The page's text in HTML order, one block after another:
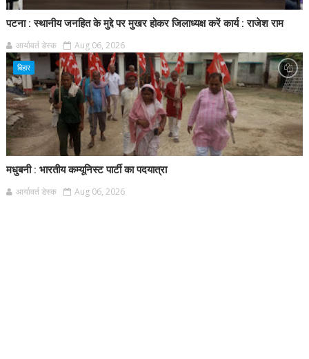
पटना : स्थानीय जनहित के मुद्दे पर मुखर होकर जिलाध्यक्ष करें कार्य : राजेश राम
आर्यावर्त डेस्क Aug 06, 2026
बिहार
मधुबनी : भारतीय कम्यूनिस्ट पार्टी का पदयात्रा
आर्यावर्त डेस्क Aug 06, 2026